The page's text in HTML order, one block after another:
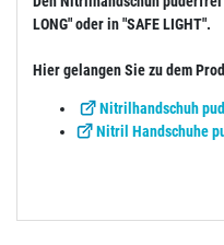
LONG" oder in "SAFE LIGHT".
Hier gelangen Sie zu dem
Nitrilhandschuh
Nitril Handschuhe